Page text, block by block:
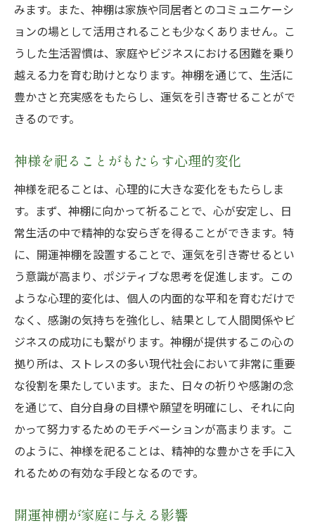
開運神棚がもたらす玄関の雰囲気
設置後の運気の変化を感じる方法
開運神棚のデザインがもたらす心の安らぎ:美し
い空間の作り方
デザインが運気に与える影響
インテリアとしての神棚の魅力
神棚デザインの選び方
色や素材がもたらす心理効果
美しい神棚がもたらす日常の変化
水や塩の力を活かす:神棚のアイテムで運気を呼
び込む方法
神棚に欠かせない清めのアイテム
水や塩が持つ運気向上の効果
神棚アイテムの適切な使い方
運気を引き寄せるためのアイテム選び
実際の効果を感じたアイテム活用法
開運神棚のアイテム交換時期と方法
成功した人々が実践する神棚の使い方:運気アッ
プのリアルストーリー
運気向上の具体的な実践例
みます。また、神棚は家族や同居者とのコミュニケーシ
ョンの場として活用されることも少なくありません。こ
うした生活習慣は、家庭やビジネスにおける困難を乗り
越える力を育む助けとなります。神棚を通じて、生活に
豊かさと充実感をもたらし、運気を引き寄せることがで
きるのです。
神様を祀ることがもたらす心理的変化
神様を祀ることは、心理的に大きな変化をもたらしま
す。まず、神棚に向かって祈ることで、心が安定し、日
常生活の中で精神的な安らぎを得ることができます。特
に、開運神棚を設置することで、運気を引き寄せるとい
う意識が高まり、ポジティブな思考を促進します。この
ような心理的変化は、個人の内面的な平和を育むだけで
なく、感謝の気持ちを強化し、結果として人間関係やビ
ジネスの成功にも繋がります。神棚が提供するこの心の
拠り所は、ストレスの多い現代社会において非常に重要
な役割を果たしています。また、日々の祈りや感謝の念
を通じて、自分自身の目標や願望を明確にし、それに向
かって努力するためのモチベーションが高まります。こ
のように、神様を祀ることは、精神的な豊かさを手に入
れるための有効な手段となるのです。
開運神棚が家庭に与える影響